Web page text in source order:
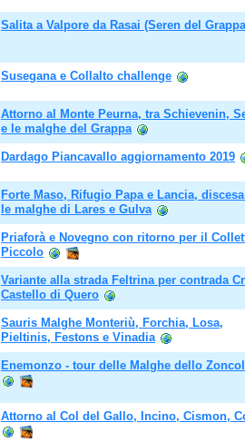
Salita a Valpore da Rasai (Seren del
Susegana e Collalto challenge
Attorno al Monte Peurna, tra Schievenin,
e le malghe del Grappa
Dardago Piancavallo aggiornamento 2019
Forte Maso, Rifugio Papa e Lancia,
le malghe di Lares e Gulva
Priaforà e Novegno con ritorno per il
Piccolo
Variante alla strada Feltrina per contrada
Castello di Quero
Sauris Malghe Monteriù, Forchia, Losa,
Pieltinis, Festons e Vinadia
Enemonzo - tour delle Malghe dello
Attorno al Col del Gallo, Incino, Cismon,